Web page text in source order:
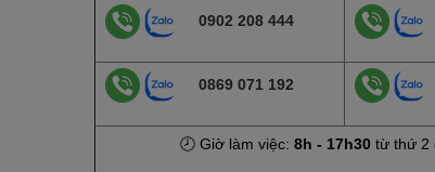
0902 208 444
0869 071 192
🕗 Giờ làm việc:8h - 17h30 từ thứ 2